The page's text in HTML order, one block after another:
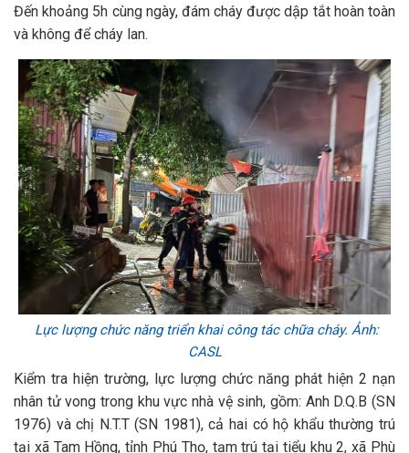
Đến khoảng 5h cùng ngày, đám cháy được dập tắt hoàn toàn
và không để cháy lan.
Lực lượng chức năng triển khai công tác chữa cháy. Ảnh:
CASL
Kiểm tra hiện trường, lực lượng chức năng phát hiện 2 nạn
nhân tử vong trong khu vực nhà vệ sinh, gồm: Anh D.Q.B (SN
1976) và chị N.T.T (SN 1981), cả hai có hộ khẩu thường trú
tại xã Tam Hồng, tỉnh Phú Thọ, tạm trú tại tiểu khu 2, xã Phù